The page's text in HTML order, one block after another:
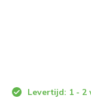
Levertijd: 1 - 2